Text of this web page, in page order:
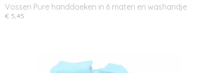
Vossen Pure handdoeken in 6 maten en washandje
€ 5,45